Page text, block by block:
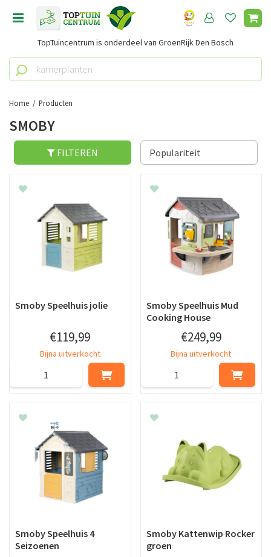
Home Producten
TopTuincentrum is onderdeel van GroenRijk Den Bosch
SMOBY
FILTEREN
Smoby Speelhuis jolie
€119,99
Bijna uitverkocht
Smoby Speelhuis Mud
Cooking House
€249,99
Bijna uitverkocht
Smoby Speelhuis 4
Seizoenen
Smoby Kattenwip Rocker
groen